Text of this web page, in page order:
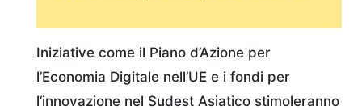
Iniziative come il Piano d’Azione per
l’Economia Digitale nell’UE e i fondi per
l’innovazione nel Sudest Asiatico stimoleranno